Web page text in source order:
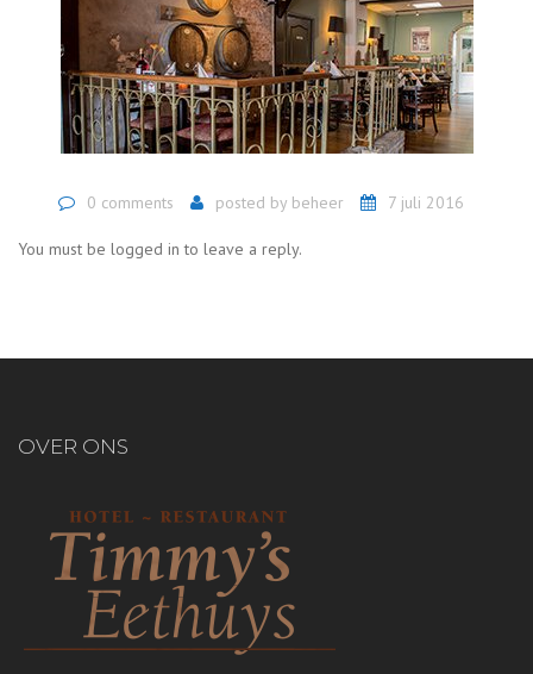
0 comments posted by beheer 7 juli 2016
You must be logged in to leave a reply.
OVER ONS